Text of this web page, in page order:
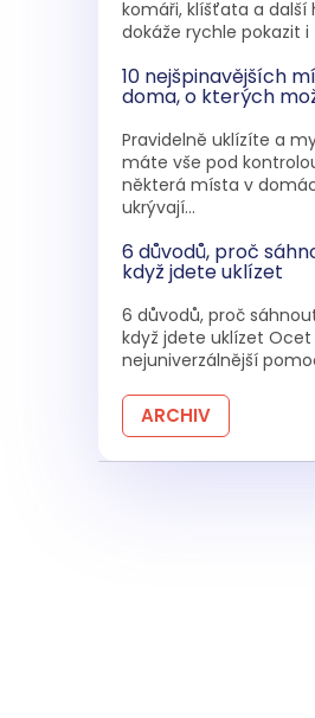
komáři, klíšťata a další
dokáže rychle pokazit i
10 nejšpinavějších
doma, o kterých
Pravidelně uklízíte a
máte vše pod
některá místa v
ukrývají...
6 důvodů, proč
když jdete uklízet
6 důvodů, proč
když jdete uklízet
nejuniverzálnější
ARCHIV